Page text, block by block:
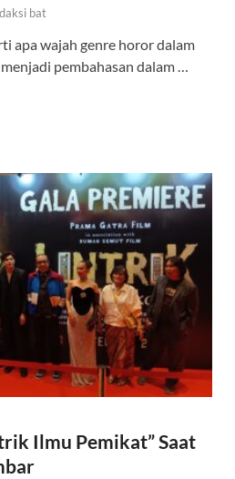
bat
apa wajah genre horor dalam
pembahasan dalam …
Ilmu Pemikat” Saat